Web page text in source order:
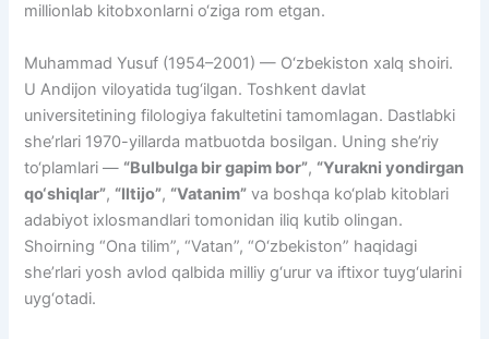
millionlab kitobxonlarni o‘ziga rom etgan.
Muhammad Yusuf (1954–2001) — O‘zbekiston xalq shoiri.
U Andijon viloyatida tug‘ilgan. Toshkent davlat
universitetining filologiya fakultetini tamomlagan. Dastlabki
she’rlari 1970-yillarda matbuotda bosilgan. Uning she’riy
to‘plamlari — “Bulbulga bir gapim bor”, “Yurakni yondirgan
qo‘shiqlar”, “Iltijo”, “Vatanim” va boshqa ko‘plab kitoblari
adabiyot ixlosmandlari tomonidan iliq kutib olingan.
Shoirning “Ona tilim”, “Vatan”, “O‘zbekiston” haqidagi
she’rlari yosh avlod qalbida milliy g‘urur va iftixor tuyg‘ularini
uyg‘otadi.